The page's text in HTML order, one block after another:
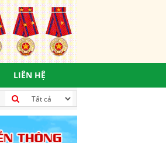
LIÊN HỆ
triển bền vững, vì một tương lai tươi